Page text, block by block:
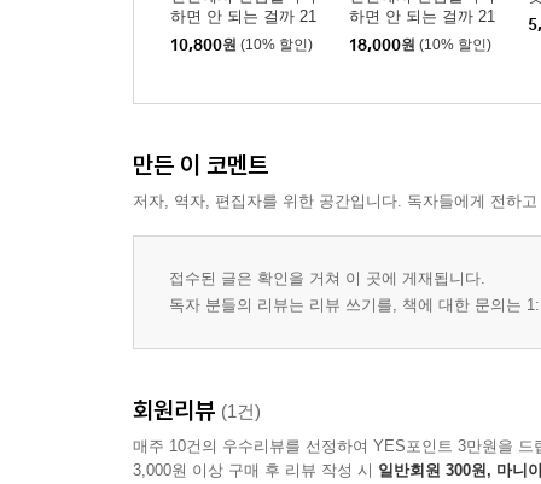
하면 안 되는 걸까 21
10,800원 (10% 할인)
하면 안 되는 걸까 21
소책자 특장판
18,000원 (10% 할인)
만든 이 코멘트
저자, 역자, 편집자를 위한 공간입니다. 독자들에게 전하
접수된 글은 확인을 거쳐 이 곳에 게재됩니다.
독자 분들의 리뷰는 리뷰 쓰기를, 책에 대한 문의는
회원리뷰 (1건)
매주 10건의 우수리뷰를 선정하여 YES포인트 3만원을 드
3,000원 이상 구매 후 리뷰 작성 시 일반회원 300원, 마니